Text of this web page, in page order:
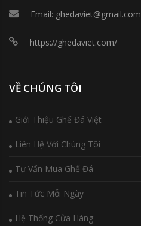
Email: ghedaviet@gmail.com
https://ghedaviet.com/
VỀ CHÚNG TÔI
Giới Thiệu Ghế Đá Việt
Liên Hệ Với Chúng Tôi
Tư Vấn Mua Ghế Đá
Tin Tức Mỗi Ngày
Hệ Thống Cửa Hàng